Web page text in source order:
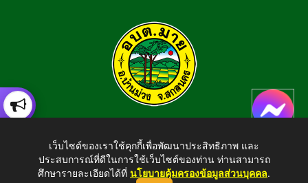
อำเภอบ้านม่วง จังหวัดสกลนคร สอบถามข้อมูลโทร 042-794924
E-mail : tambonmai275@gmail.com
เว็บไซต์ของเราใช้คุกกี้เพื่อพัฒนาประสิทธิภาพ และ
ประสบการณ์ที่ดีในการใช้เว็บไซต์ของท่าน ท่านสามารถ
ศึกษารายละเอียดได้ที่ นโยบายคุ้มครองข้อมูลส่วนบุคคล.